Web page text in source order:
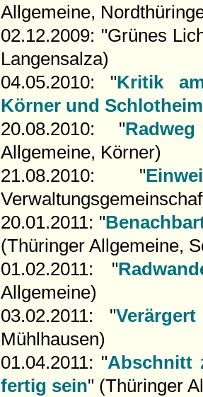
Allgemeine,
02.12.2009: "Grünes
Langensalza)
04.05.2010: "Kritik
Körner und Schlotheim
20.08.2010: "
Allgemeine, Körner)
21.08.2010: "
20.01.2011: "
(Thüringer Allgemeine,
01.02.2011: "
Allgemeine)
03.02.2011: "
Mühlhausen)
01.04.2011: "Abschnitt
fertig sein" (Thüringer